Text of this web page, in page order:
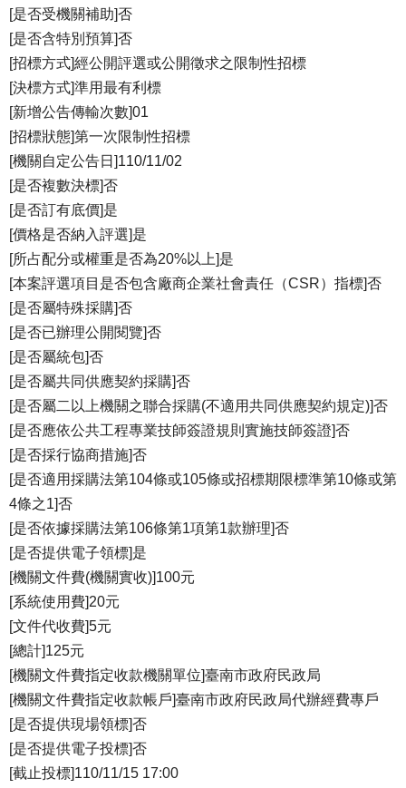
[是否受機關補助]否
[是否含特別預算]否
[招標方式]經公開評選或公開徵求之限制性招標
[決標方式]準用最有利標
[新增公告傳輸次數]01
[招標狀態]第一次限制性招標
[機關自定公告日]110/11/02
[是否複數決標]否
[是否訂有底價]是
[價格是否納入評選]是
[所占配分或權重是否為20%以上]是
[本案評選項目是否包含廠商企業社會責任（CSR）指標]否
[是否屬特殊採購]否
[是否已辦理公開閱覽]否
[是否屬統包]否
[是否屬共同供應契約採購]否
[是否屬二以上機關之聯合採購(不適用共同供應契約規定)]否
[是否應依公共工程專業技師簽證規則實施技師簽證]否
[是否採行協商措施]否
[是否適用採購法第104條或105條或招標期限標準第10條或第
4條之1]否
[是否依據採購法第106條第1項第1款辦理]否
[是否提供電子領標]是
[機關文件費(機關實收)]100元
[系統使用費]20元
[文件代收費]5元
[總計]125元
[機關文件費指定收款機關單位]臺南市政府民政局
[機關文件費指定收款帳戶]臺南市政府民政局代辦經費專戶
[是否提供現場領標]否
[是否提供電子投標]否
[截止投標]110/11/15 17:00